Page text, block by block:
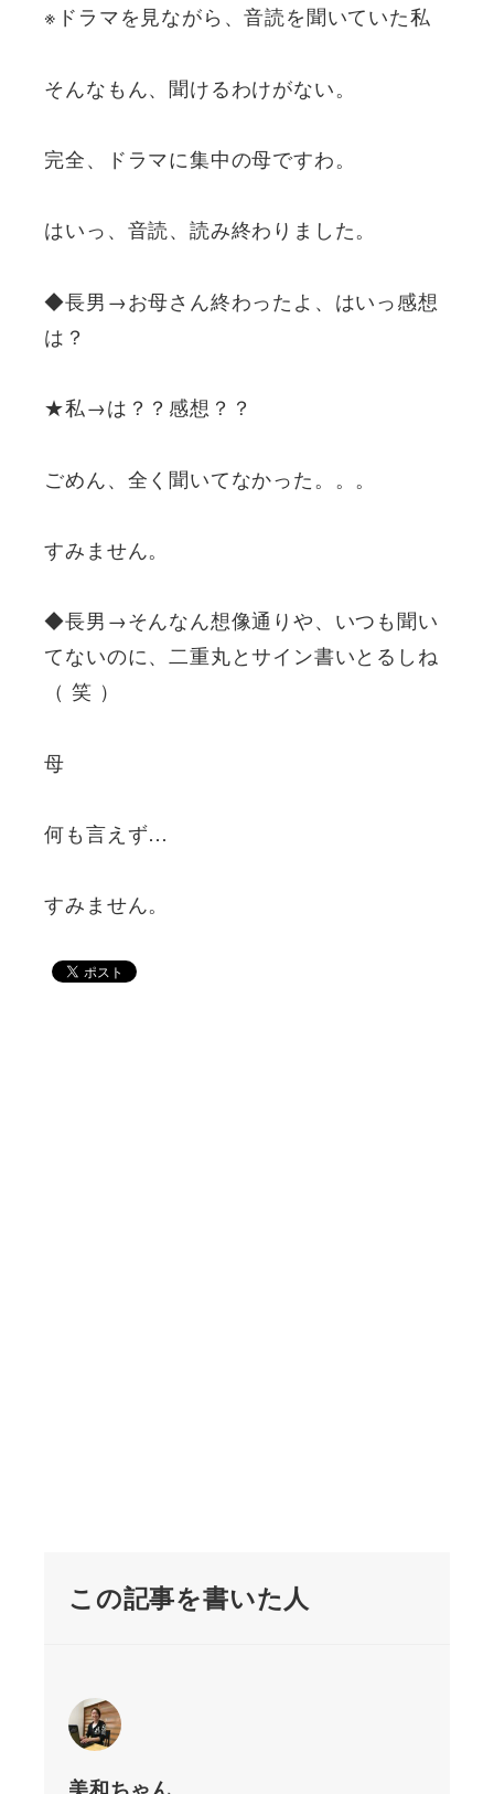
※ドラマを見ながら、音読を聞いていた私
そんなもん、聞けるわけがない。
完全、ドラマに集中の母ですわ。
はいっ、音読、読み終わりました。
◆長男→お母さん終わったよ、はいっ感想
は？
★私→は？？感想？？
ごめん、全く聞いてなかった。。。
すみません。
◆長男→そんなん想像通りや、いつも聞い
てないのに、二重丸とサイン書いとるしね
（ 笑 ）
母
何も言えず…
すみません。
この記事を書いた人